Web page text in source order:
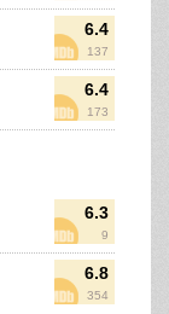
6.4
137
6.4
173
6.3
9
6.8
354